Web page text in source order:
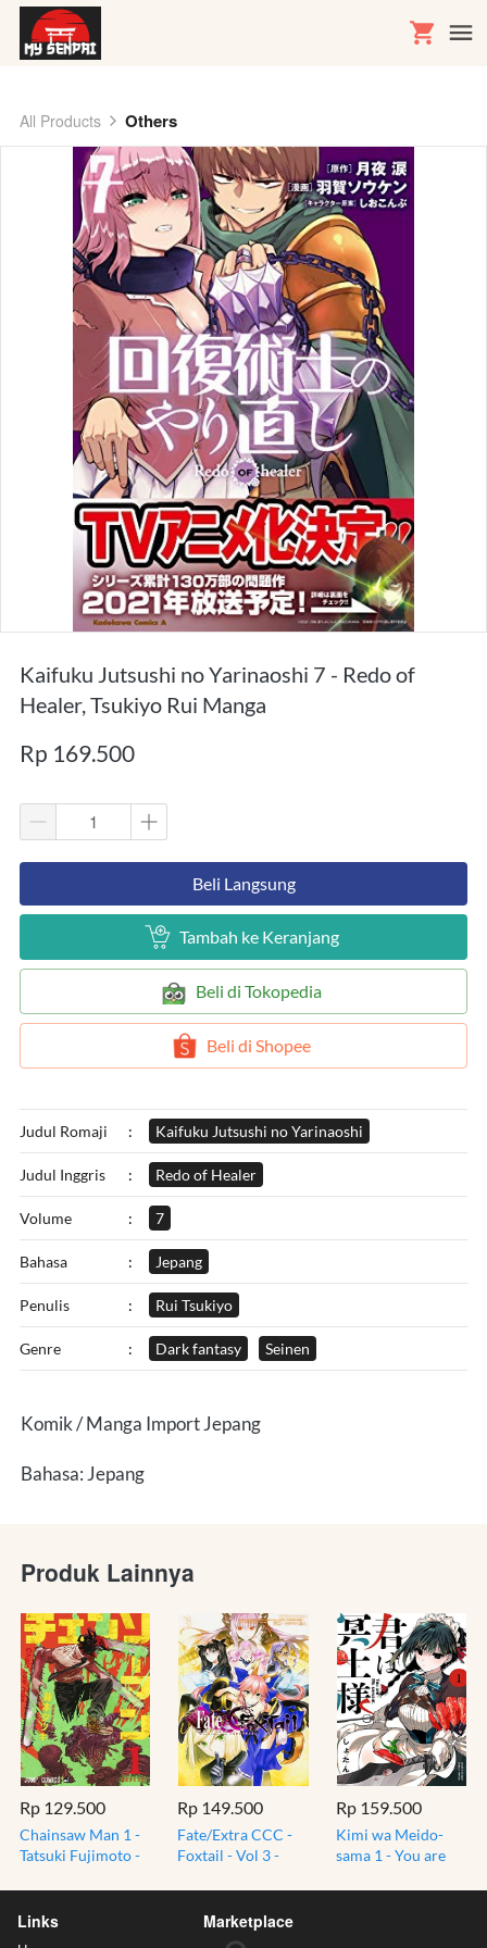
All Products Others
Kaifuku Jutsushi no Yarinaoshi 7 - Redo of
Healer, Tsukiyo Rui Manga
Rp 169.500
`Beli Langsung
` Tambah ke Keranjang
` Beli di Tokopedia
` Beli di Shopee
Judul Romaji : Kaifuku Jutsushi no Yarinaoshi
Judul Inggris : Redo of Healer
Volume : 7
Bahasa : Jepang
Penulis : Rui Tsukiyo
Genre : Dark fantasy Seinen
Komik / Manga Import Jepang
Bahasa: Jepang
Produk Lainnya
Rp 129.500
Chainsaw Man 1 -
Tatsuki Fujimoto -
Jepang
Rp 149.500
Fate/Extra CCC -
Foxtail - Vol 3 -
Manga
Rp 159.500
Kimi wa Meido-
sama 1 - You are
Links Marketplace